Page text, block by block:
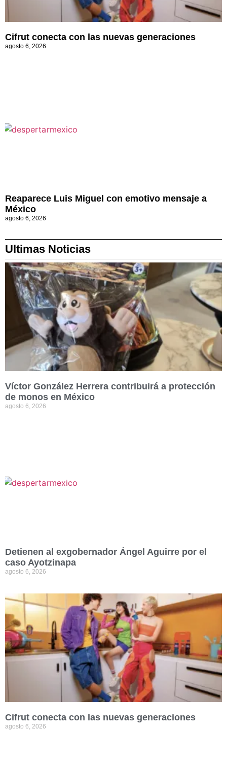
Cifrut conecta con las nuevas generaciones
agosto 6, 2026
Reaparece Luis Miguel con emotivo mensaje a
México
agosto 6, 2026
Ultimas Noticias
Víctor González Herrera contribuirá a protección
de monos en México
agosto 6, 2026
Detienen al exgobernador Ángel Aguirre por el
caso Ayotzinapa
agosto 6, 2026
Cifrut conecta con las nuevas generaciones
agosto 6, 2026